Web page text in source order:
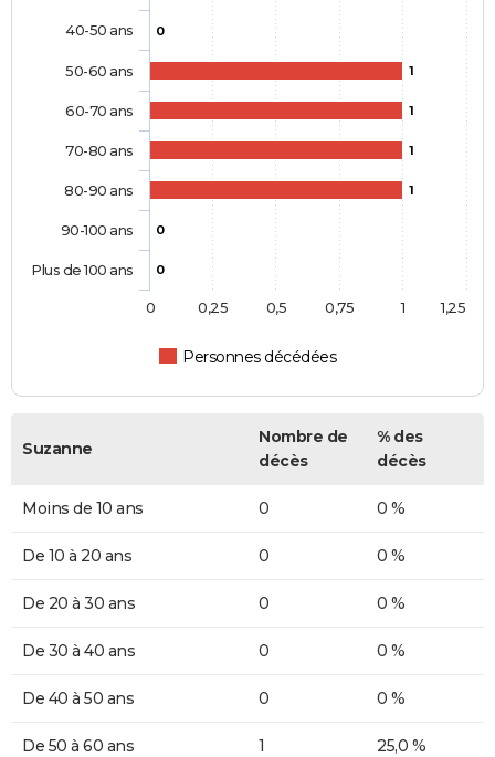
0
1
1
1
1
0
0
Personnes décédées
40-50 ans
50-60 ans
60-70 ans
70-80 ans
80-90 ans
90-100 ans
Plus de 100 ans
0 1
0,25 0,5 0,75 1,25
Suzanne
Nombre de
décès
% des
décès
Moins de 10 ans 0 0 %
De 10 à 20 ans 0 0 %
De 20 à 30 ans 0 0 %
De 30 à 40 ans 0 0 %
De 40 à 50 ans 0 0 %
De 50 à 60 ans 1 25,0 %